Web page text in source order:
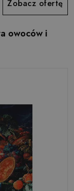
Zobacz ofertę
owoców i